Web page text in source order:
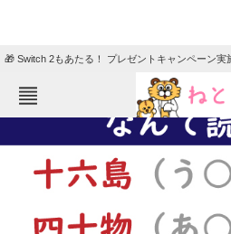
🎁 Switch 2もあたる！ プレゼントキャンペーン実
ねとらぼメニュー
TOP ニ
ク
グルメ 地域